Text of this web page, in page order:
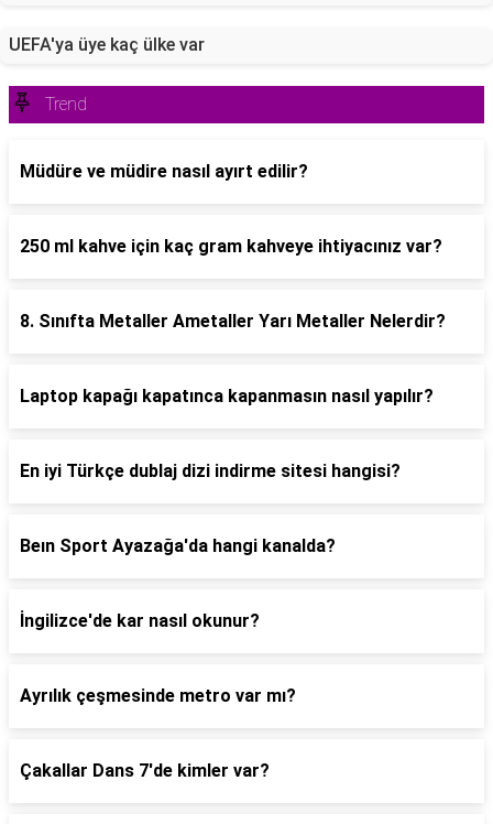
UEFA'ya üye kaç ülke var
Trend
Müdüre ve müdire nasıl ayırt edilir?
250 ml kahve için kaç gram kahveye ihtiyacınız var?
8. Sınıfta Metaller Ametaller Yarı Metaller Nelerdir?
Laptop kapağı kapatınca kapanmasın nasıl yapılır?
En iyi Türkçe dublaj dizi indirme sitesi hangisi?
Beın Sport Ayazağa'da hangi kanalda?
İngilizce'de kar nasıl okunur?
Ayrılık çeşmesinde metro var mı?
Çakallar Dans 7'de kimler var?